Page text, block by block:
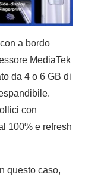
a bordo
MediaTek
da 4 o 6 GB di
con
100% e refresh
questo caso,